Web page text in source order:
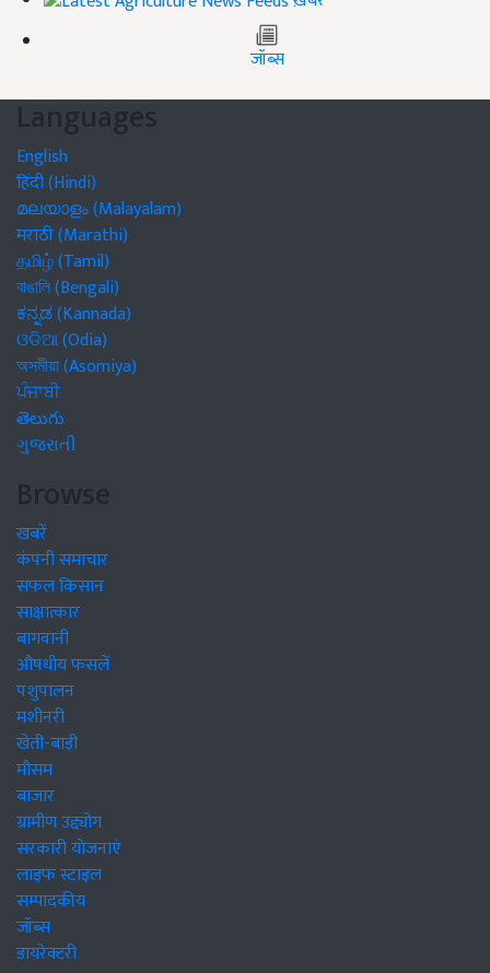
जॉब्स
Languages
English
हिंदी (Hindi)
മലയാളം (Malayalam)
मराठी (Marathi)
தமிழ் (Tamil)
বাঙালি (Bengali)
ಕನ್ನಡ (Kannada)
ଓଡିଆ (Odia)
অসমীয়া (Asomiya)
ਪੰਜਾਬੀ
తెలుగు
ગુજરાતી
Browse
खबरें
कंपनी समाचार
सफल किसान
साक्षात्कार
बागवानी
औषधीय फसलें
पशुपालन
मशीनरी
खेती-बाड़ी
मौसम
बाजार
ग्रामीण उद्द्योग
सरकारी योजनाएं
लाइफ स्टाइल
सम्पादकीय
जॉब्स
डायरेक्टरी